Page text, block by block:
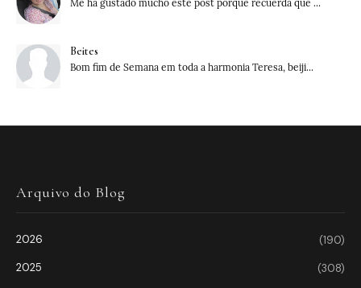
Me ha gustado mucho este post porque recuerda que ...
Beites
Bom fim de Semana em toda a harmonia Teresa, beiji...
Arquivo do Blog
2026
(190)
2025
(308)